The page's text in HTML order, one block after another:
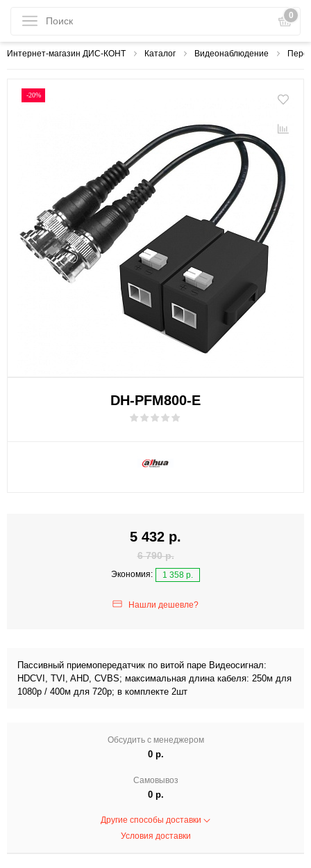
0
Интернет-магазин ДИС-КОНТ Каталог Видеонаблюдение
-20%
DH-PFM800-E
5 432 р.
6 790 р.
Экономия: 1 358 р.
Нашли дешевле?
Пассивный приемопередатчик по витой паре Видеосигнал:
HDCVI, TVI, AHD, CVBS; максимальная длина кабеля: 250м для
1080p / 400м для 720p; в комплекте 2шт
Обсудить с менеджером
0 р.
Самовывоз
0 р.
Другие способы доставки
Условия доставки